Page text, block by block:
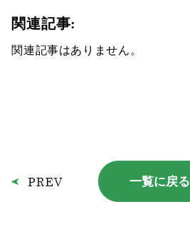
関連記事:
関連記事はありません。
一覧に戻る